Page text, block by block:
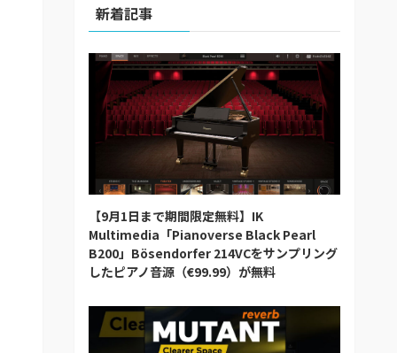
新着記事
【9月1日まで期間限定無料】IK
Multimedia「Pianoverse Black Pearl
B200」Bösendorfer 214VCをサンプリング
したピアノ音源（€99.99）が無料